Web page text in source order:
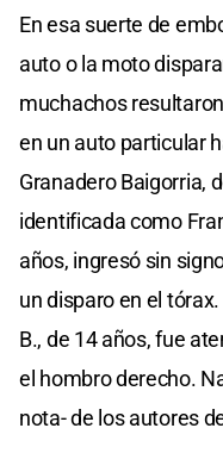
En esa suerte de
auto o la moto
muchachos
en un auto particular
Granadero Baigorria,
identificada como
años, ingresó sin
un disparo en el
B., de 14 años, fue
el hombro derecho.
nota- de los autores